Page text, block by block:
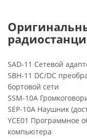
SAD-11 Сетевой
SBH-11 DC/DC
бортовой сети
SSM-10A
SEP-10A Наушник
YCE01 Программное
компьютера